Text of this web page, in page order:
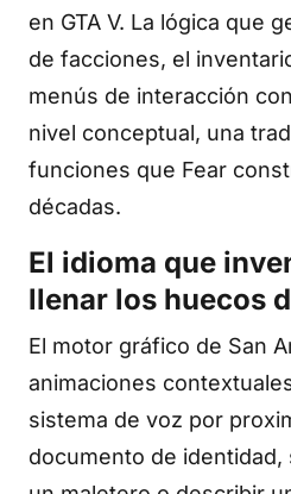
en GTA V. La lógica que
de facciones, el
menús de interacción
nivel conceptual, una
funciones que Fear
décadas.
El idioma que
llenar los huecos
El motor gráfico de San
animaciones
sistema de voz por
documento de